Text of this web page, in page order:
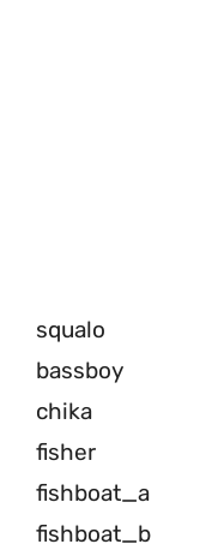
squalo
bassboy
chika
fisher
fishboat_a
fishboat_b